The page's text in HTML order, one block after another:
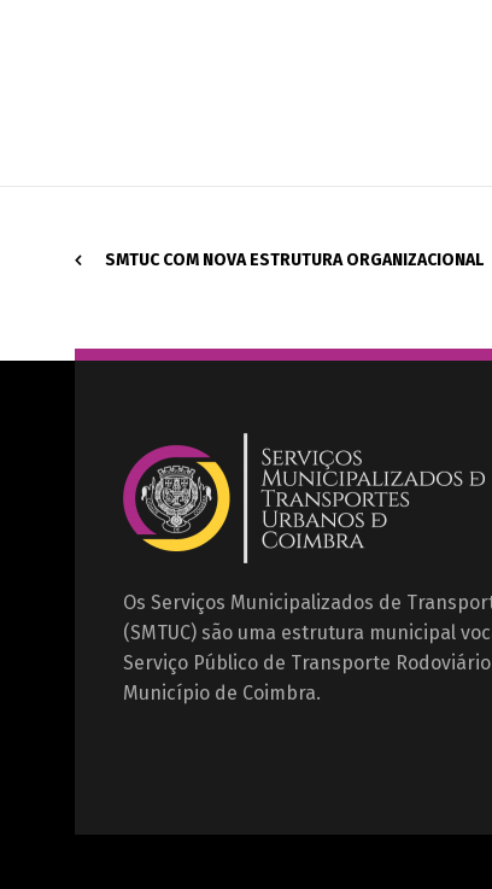
SMTUC COM NOVA ESTRUTURA ORGANIZACIONAL
Os Serviços Municipalizados de
(SMTUC) são uma estrutura municipal
Serviço Público de Transporte
Município de Coimbra.